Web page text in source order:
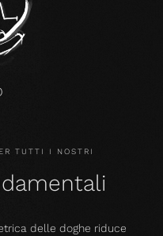
TUTTI I NOSTRI
delle doghe riduce